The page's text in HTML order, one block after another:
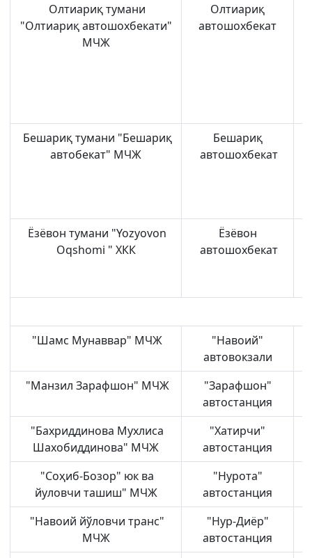
Олтиариқ тумани
"Олтиариқ автошохбекати"
МЧЖ
Олтиариқ
автошохбекат
Бешариқ тумани "Бешариқ
автобекат" МЧЖ
Бешариқ
автошохбекат
Ёзёвон тумани "Yozyovon
Oqshomi " ХКК
Ёзёвон
автошохбекат
"Шамс Мунаввар" МЧЖ
"Навоий"
автовокзали
"Манзил Зарафшон" МЧЖ
"Зарафшон"
автостанция
"Бахриддинова Мухлиса
Шахобиддинова" МЧЖ
"Хатирчи"
автостанция
"Соҳиб-Бозор" юк ва
йуловчи ташиш" МЧЖ
"Нурота"
автостанция
"Навоий йўловчи транс"
МЧЖ
"Нур-Диёр"
автостанция